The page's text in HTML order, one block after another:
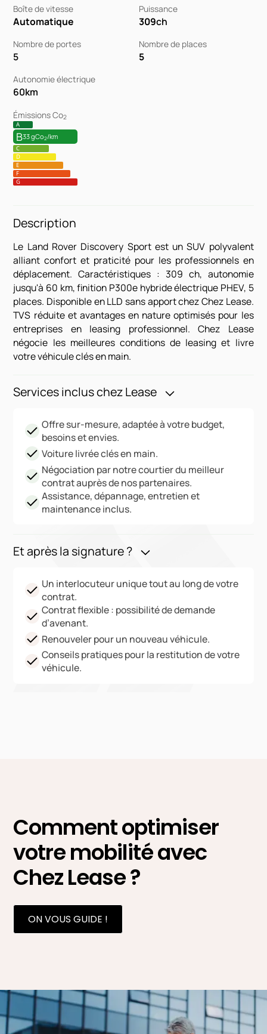
Boîte de vitesse
Automatique
Puissance
309ch
Nombre de portes
5
Nombre de places
5
Autonomie électrique
60km
Émissions Co2
A
B33 gCo2/km
C
D
E
F
G
Description
Le Land Rover Discovery Sport est un SUV polyvalent
alliant confort et praticité pour les professionnels en
déplacement. Caractéristiques : 309 ch, autonomie
jusqu'à 60 km, finition P300e hybride électrique PHEV, 5
places. Disponible en LLD sans apport chez Chez Lease.
TVS réduite et avantages en nature optimisés pour les
entreprises en leasing professionnel. Chez Lease
négocie les meilleures conditions de leasing et livre
votre véhicule clés en main.
Services inclus chez Lease
Offre sur-mesure, adaptée à votre budget,
besoins et envies.
Voiture livrée clés en main.
Négociation par notre courtier du meilleur
contrat auprès de nos partenaires.
Assistance, dépannage, entretien et
maintenance inclus.
Et après la signature ?
Un interlocuteur unique tout au long de votre
contrat.
Contrat flexible : possibilité de demande
d’avenant.
Renouveler pour un nouveau véhicule.
Conseils pratiques pour la restitution de votre
véhicule.
Comment optimiser
votre mobilité avec
Chez Lease ?
ON VOUS GUIDE !